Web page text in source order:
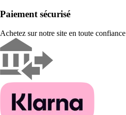
Paiement sécurisé
Achetez sur notre site en toute confiance